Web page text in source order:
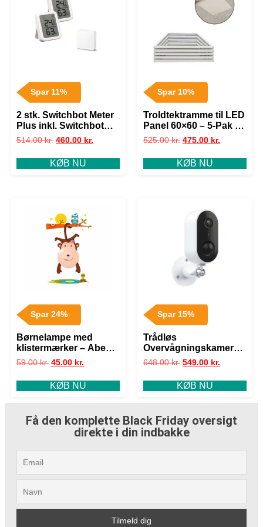
Spar 11%
2 stk. Switchbot Meter
Plus inkl. Switchbot
Hub – Termometer –
Smart Home
514.00kr. 460.00 kr.
KØB NU
Spar 10%
Troldtektramme til LED
Panel 60×60 – 5-Pak –
25mm – Perfect Fit –
525.00kr. 475.00 kr.
KØB NU
Spar 24%
Børnelampe med
klistermærker – Abe
Motiv – Væglampe –
AAA Batterier
59.00kr. 45.00 kr.
KØB NU
Spar 15%
Trådløs
Overvågningskamera –
Udendørs – WiFi –
Batteridrevet
648.00kr. 549.00 kr.
KØB NU
Få den komplette Black Friday oversigt
direkte i din indbakke